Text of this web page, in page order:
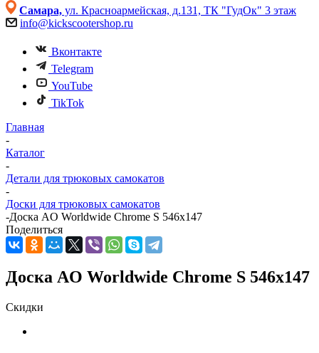
Самара, ул. Красноармейская, д.131, ТК "ГудОк" 3 этаж
info@kickscootershop.ru
Вконтакте
Telegram
YouTube
TikTok
Главная
-
Каталог
-
Детали для трюковых самокатов
-
Доски для трюковых самокатов
-Доска AO Worldwide Chrome S 546x147
Поделиться
Доска AO Worldwide Chrome S 546x147
Скидки